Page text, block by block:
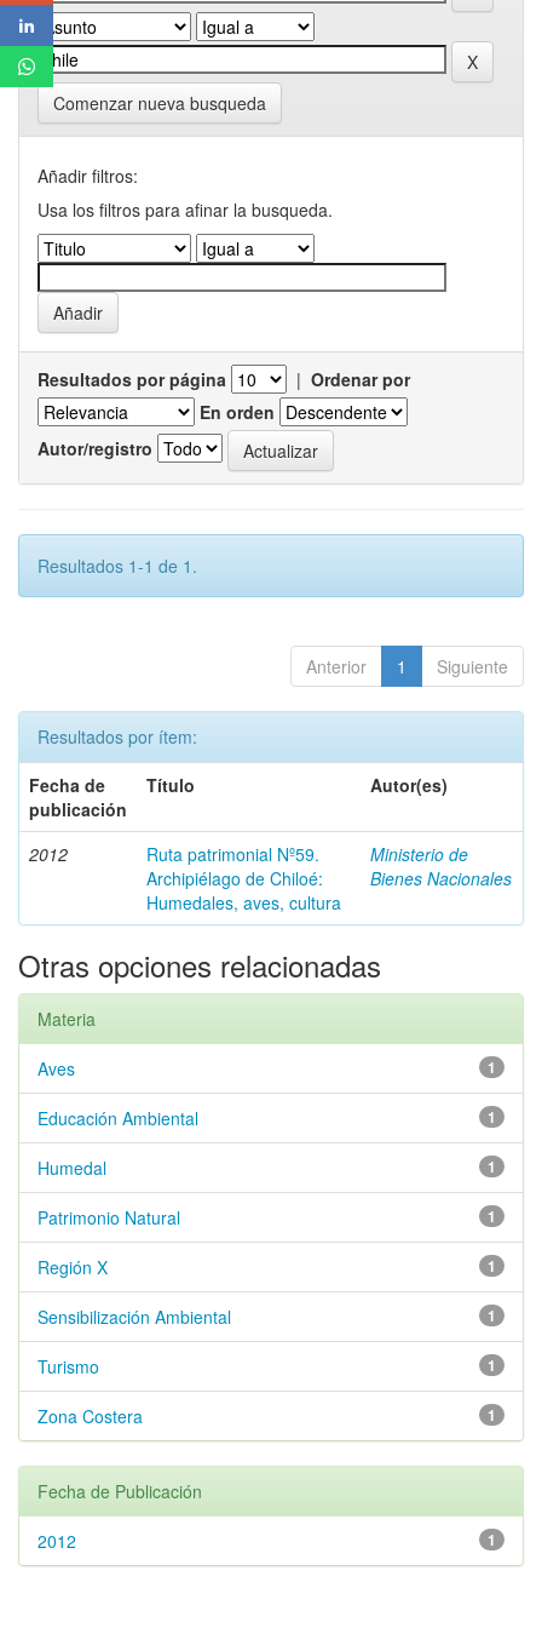
Comenzar nueva busqueda
Añadir filtros:
Usa los filtros para afinar la busqueda.
Resultados por página | Ordenar por
En orden
Autor/registro
Resultados 1-1 de 1.
Anterior 1 Siguiente
Resultados por ítem:
Fecha de
publicación
Título Autor(es)
2012
Ruta patrimonial Nº59.
Archipiélago de Chiloé:
Humedales, aves, cultura
Ministerio de
Bienes Nacionales
Otras opciones relacionadas
Materia
1
Aves
1
Educación Ambiental
1
Humedal
1
Patrimonio Natural
1
Región X
1
Sensibilización Ambiental
1
Turismo
1
Zona Costera
Fecha de Publicación
1
2012